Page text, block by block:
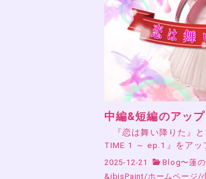
中編&短編のアッ
『恋は舞い降りた』と
TIME 1 ～ ep.1』をアッ
2025-12-21 Blog〜蓮
&ibisPaint/ホームページ/